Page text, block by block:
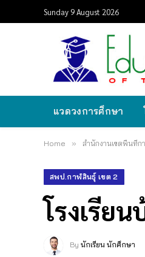
Sunday 9 August 2026
แวดวงการศึกษา
Home » สำนักงานเขตพื้นที่ก
สพป.กาฬสินธุ์ เขต 2
โรงเรีย
By นักเรียน นักศึกษา